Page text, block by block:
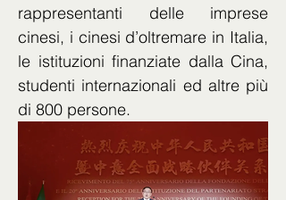
rappresentanti delle imprese
cinesi, i cinesi d’oltremare in Italia,
le istituzioni finanziate dalla Cina,
studenti internazionali ed altre più
di 800 persone.